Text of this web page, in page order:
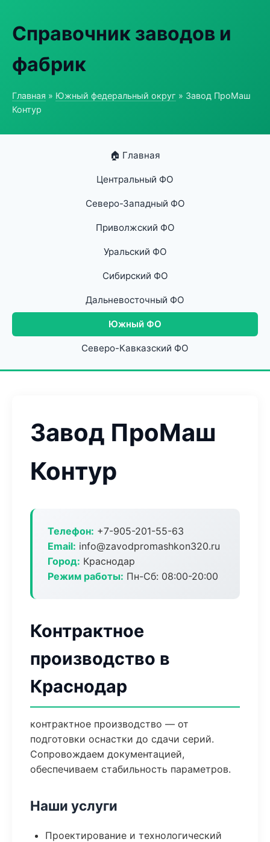
Справочник заводов и
фабрик
Главная » Южный федеральный округ » Завод ПроМаш
Контур
🏠 Главная
Центральный ФО
Северо-Западный ФО
Приволжский ФО
Уральский ФО
Сибирский ФО
Дальневосточный ФО
Южный ФО
Северо-Кавказский ФО
Завод ПроМаш
Контур
Телефон: +7-905-201-55-63
Email: info@zavodpromashkon320.ru
Город: Краснодар
Режим работы: Пн-Сб: 08:00-20:00
Контрактное
производство в
Краснодар
контрактное производство — от
подготовки оснастки до сдачи серий.
Сопровождаем документацией,
обеспечиваем стабильность параметров.
Наши услуги
Проектирование и технологический